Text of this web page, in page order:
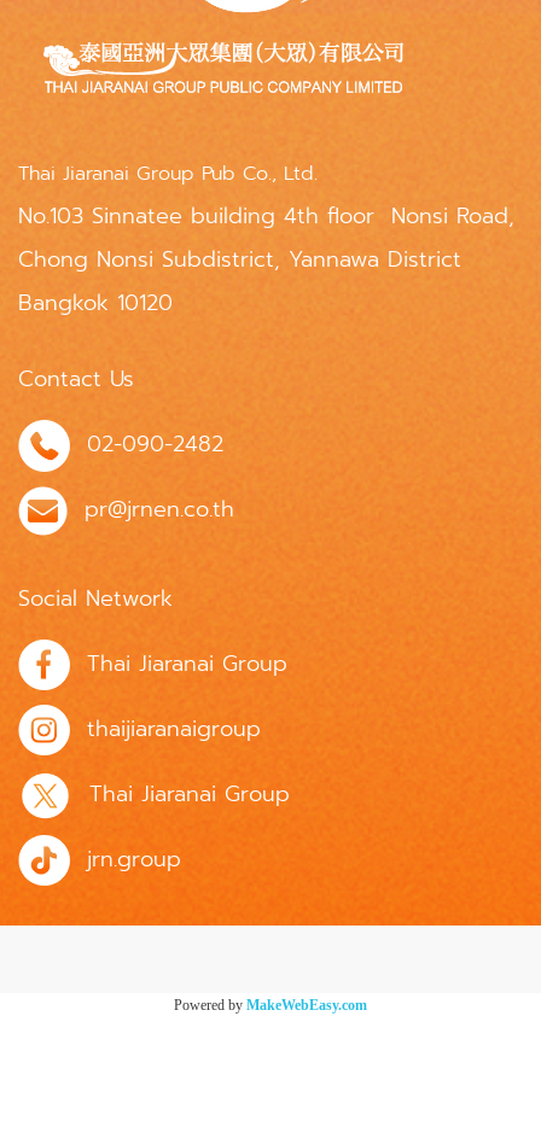
Thai Jiaranai Group Pub Co., Ltd.
No.103 Sinnatee building 4th floor Nonsi Road,
Chong Nonsi Subdistrict, Yannawa District
Bangkok 10120
Contact Us
02-090-2482
pr@jrnen.co.th
Social Network
Thai Jiaranai Group
thaijiaranaigroup
Thai Jiaranai Group
jrn.group
Powered by MakeWebEasy.com